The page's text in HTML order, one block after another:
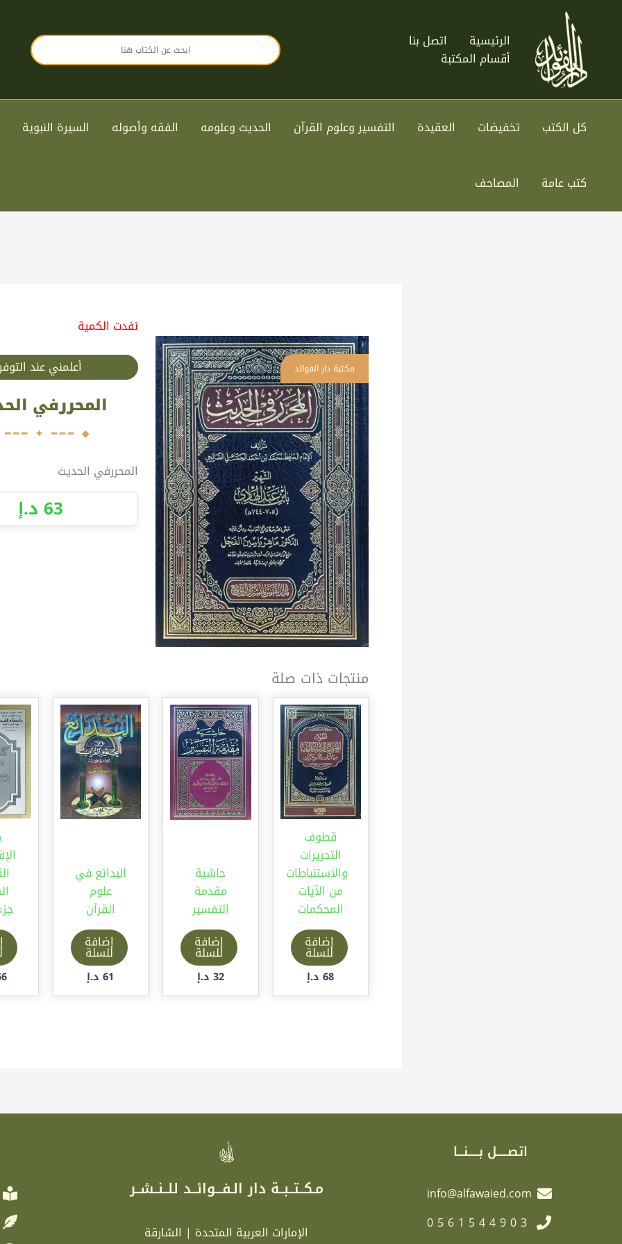
الرئيسية
اتصل بنا
أقسام المكتبة
كل الكتب تخفيضات العقيدة التفسير وعلوم القرآن الحديث وعلومه الفقه وأصوله السيرة النبوية
كتب عامة المصاحف
المحررفي
المحررفي الحديث
نفدت الكمية
أعلمني عند
63د.إ
منتجات ذات صلة
قطوف
التحريرات
والاستنباطات
من الآيات
المحكمات
إضافة
للسلة
68 د.إ
حاشية
مقدمة
التفسير
إضافة
للسلة
32 د.إ
البدائع في
علوم
القرآن
إضافة
للسلة
61 د.إ
اتصـــــل بـــــنـــا
info@alfawaied.com
0561544903
مـكــتــبــة دار الـفـــوائــد للــنــشــر
الإمارات العربية المتحدة | الشارقة